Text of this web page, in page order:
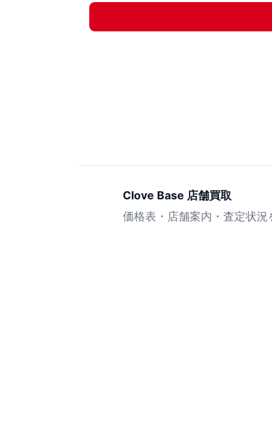
Clove Base 店舗買取
価格表・店舗案内・査定状況